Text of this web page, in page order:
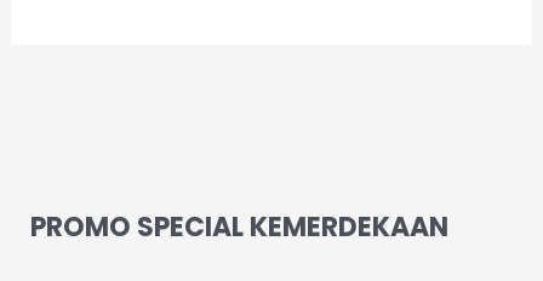
PROMO SPECIAL KEMERDEKAAN